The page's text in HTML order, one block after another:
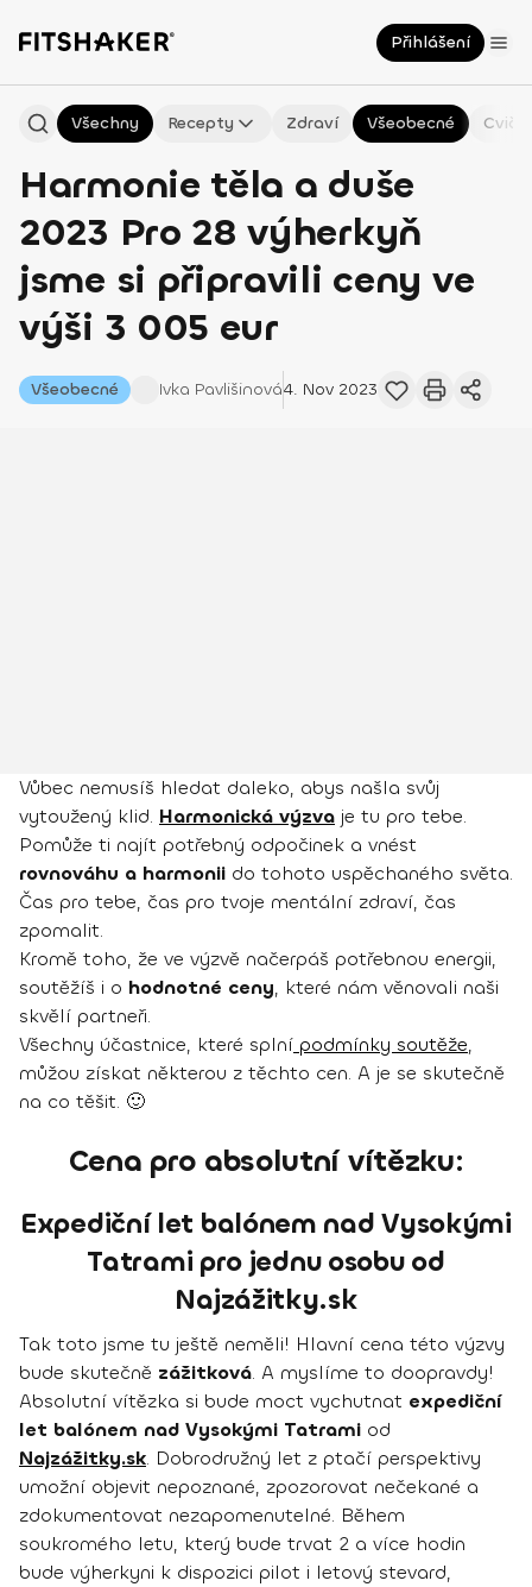
Přihlášení
Všechny Recepty Zdraví Všeobecné
Harmonie těla a duše
2023 Pro 28 výherkyň
jsme si připravili ceny ve
výši 3 005 eur
Všeobecné Ivka Pavlišinová4. Nov 2023
Vůbec nemusíš hledat daleko, abys našla svůj
vytoužený klid. Harmonická výzva je tu pro tebe.
Pomůže ti najít potřebný odpočinek a vnést
rovnováhu a harmonii do tohoto uspěchaného světa.
Čas pro tebe, čas pro tvoje mentální zdraví, čas
zpomalit.
Kromě toho, že ve výzvě načerpáš potřebnou energii,
soutěžíš i o hodnotné ceny, které nám věnovali naši
skvělí partneři.
Všechny účastnice, které splní podmínky soutěže,
můžou získat některou z těchto cen. A je se skutečně
na co těšit. 🙂
Cena pro absolutní vítězku:
Expediční let balónem nad Vysokými
Tatrami pro jednu osobu od
Najzážitky.sk
Tak toto jsme tu ještě neměli! Hlavní cena této výzvy
bude skutečně zážitková. A myslíme to doopravdy!
Absolutní vítězka si bude moct vychutnat expediční
let balónem nad Vysokými Tatrami od
Najzážitky.sk. Dobrodružný let z ptačí perspektivy
umožní objevit nepoznané, zpozorovat nečekané a
zdokumentovat nezapomenutelné. Během
soukromého letu, který bude trvat 2 a více hodin
bude výherkyni k dispozici pilot i letový stevard,